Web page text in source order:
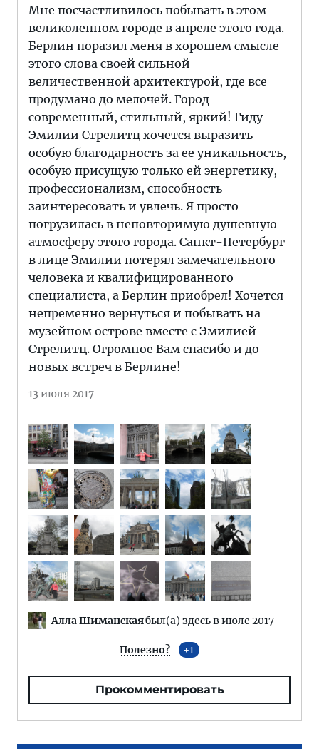
Мне посчастливилось побывать в этом
великолепном городе в апреле этого года.
Берлин поразил меня в хорошем смысле
этого слова своей сильной
величественной архитектурой, где все
продумано до мелочей. Город
современный, стильный, яркий! Гиду
Эмилии Стрелитц хочется выразить
особую благодарность за ее уникальность,
особую присущую только ей энергетику,
профессионализм, способность
заинтересовать и увлечь. Я просто
погрузилась в неповторимую душевную
атмосферу этого города. Санкт-Петербург
в лице Эмилии потерял замечательного
человека и квалифицированного
специалиста, а Берлин приобрел! Хочется
непременно вернуться и побывать на
музейном острове вместе с Эмилией
Стрелитц. Огромное Вам спасибо и до
новых встреч в Берлине!
13 июля 2017
Алла Шиманскаябыл(а) здесь в июле 2017
Полезно? 1
Прокомментировать